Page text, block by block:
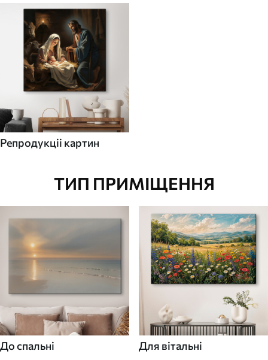
Репродукціі картин
ТИП ПРИМІЩЕННЯ
До спальні Для вітальні